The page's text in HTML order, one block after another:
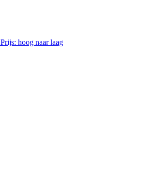
Prijs: hoog naar laag